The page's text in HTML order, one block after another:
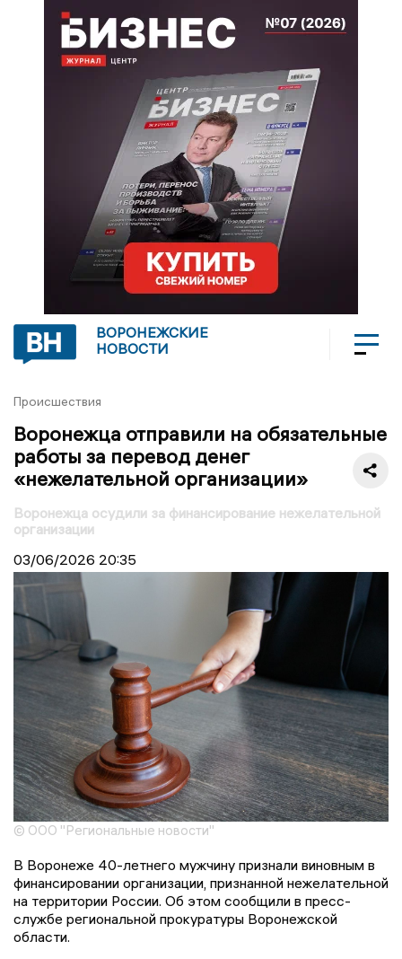
ВОРОНЕЖСКИЕ
НОВОСТИ
Происшествия
Воронежца отправили на обязательные
работы за перевод денег
«нежелательной организации»
Воронежца осудили за финансирование нежелательной
организации
03/06/2026 20:35
© ООО "Региональные новости"
В Воронеже 40-летнего мужчину признали виновным в
финансировании организации, признанной нежелательной
на территории России. Об этом сообщили в пресс-
службе региональной прокуратуры Воронежской
области.